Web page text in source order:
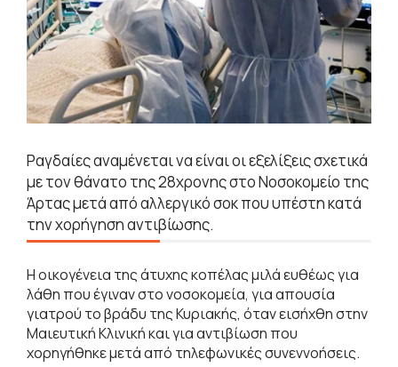
Ραγδαίες αναμένεται να είναι οι εξελίξεις σχετικά
με τον θάνατο της 28χρονης στο Νοσοκομείο της
Άρτας μετά από αλλεργικό σοκ που υπέστη κατά
την χορήγηση αντιβίωσης.
Η οικογένεια της άτυχης κοπέλας μιλά ευθέως για
λάθη που έγιναν στο νοσοκομεία, για απουσία
γιατρού το βράδυ της Κυριακής, όταν εισήχθη στην
Μαιευτική Κλινική και για αντιβίωση που
χορηγήθηκε μετά από τηλεφωνικές συνεννοήσεις.